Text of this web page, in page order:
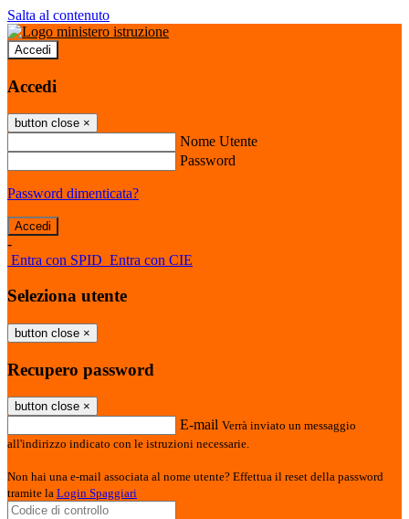
Salta al contenuto
Accedi
Accedi
button close ×
Nome Utente
Password
Password dimenticata?
-
Entra con SPID Entra con CIE
Seleziona utente
button close ×
Recupero password
button close ×
E-mail Verrà inviato un messaggio
all'indirizzo indicato con le istruzioni necessarie.
Non hai una e-mail associata al nome utente? Effettua il reset della password
tramite la Login Spaggiari